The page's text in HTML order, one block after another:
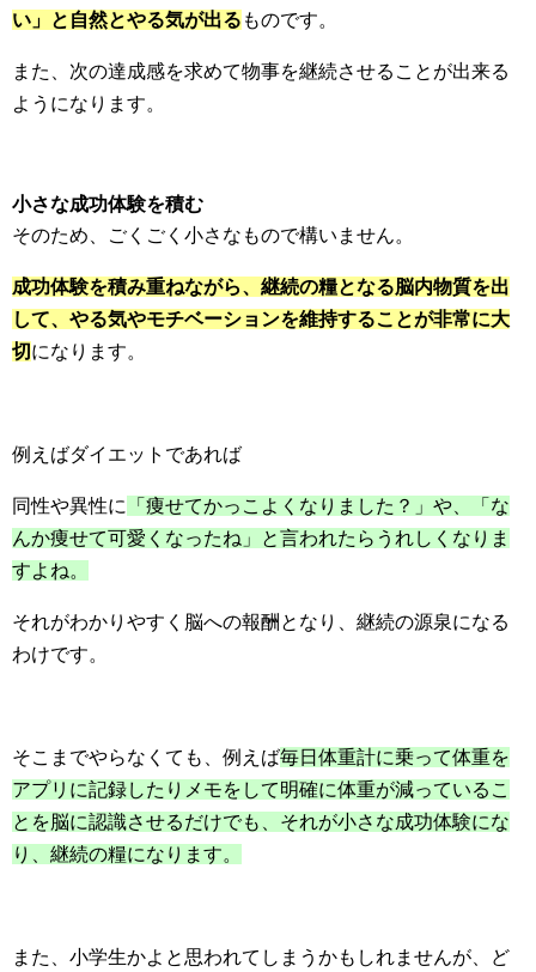
い」と自然とやる気が出る ものです。
また、次の達成感を求めて物事を継続させることが出来る
ようになります。
小さな成功体験を積む
そのため、ごくごく小さなもので構いません。
成功体験を積み重ねながら、継続の糧となる脳内物質を出
して、やる気やモチベーションを維持することが非常に大
切になります。
例えばダイエットであれば
同性や異性に
「痩せてかっこよくなりました？」や、「な
んか痩せて可愛くなったね」と言われたらうれしくなりま
すよね。
それがわかりやすく脳への報酬となり、継続の源泉になる
わけです。
そこまでやらなくても、例えば毎日体重計に乗って体重を
アプリに記録したりメモをして明確に体重が減っているこ
とを脳に認識させるだけでも、それが小さな成功体験にな
り、継続の糧になります。
また、小学生かよと思われてしまうかもしれませんが、ど